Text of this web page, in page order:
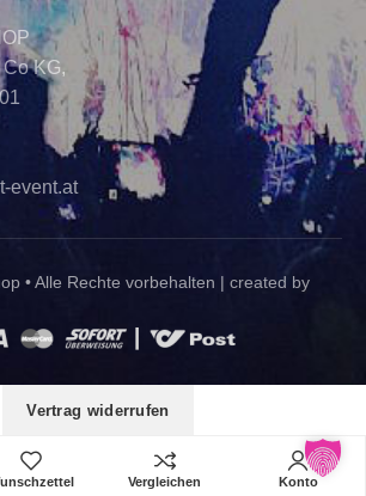
KG,
event.at
• Alle Rechte vorbehalten |created by
Vergleichen Konto
In den Warenkorb
Vertrag widerrufen